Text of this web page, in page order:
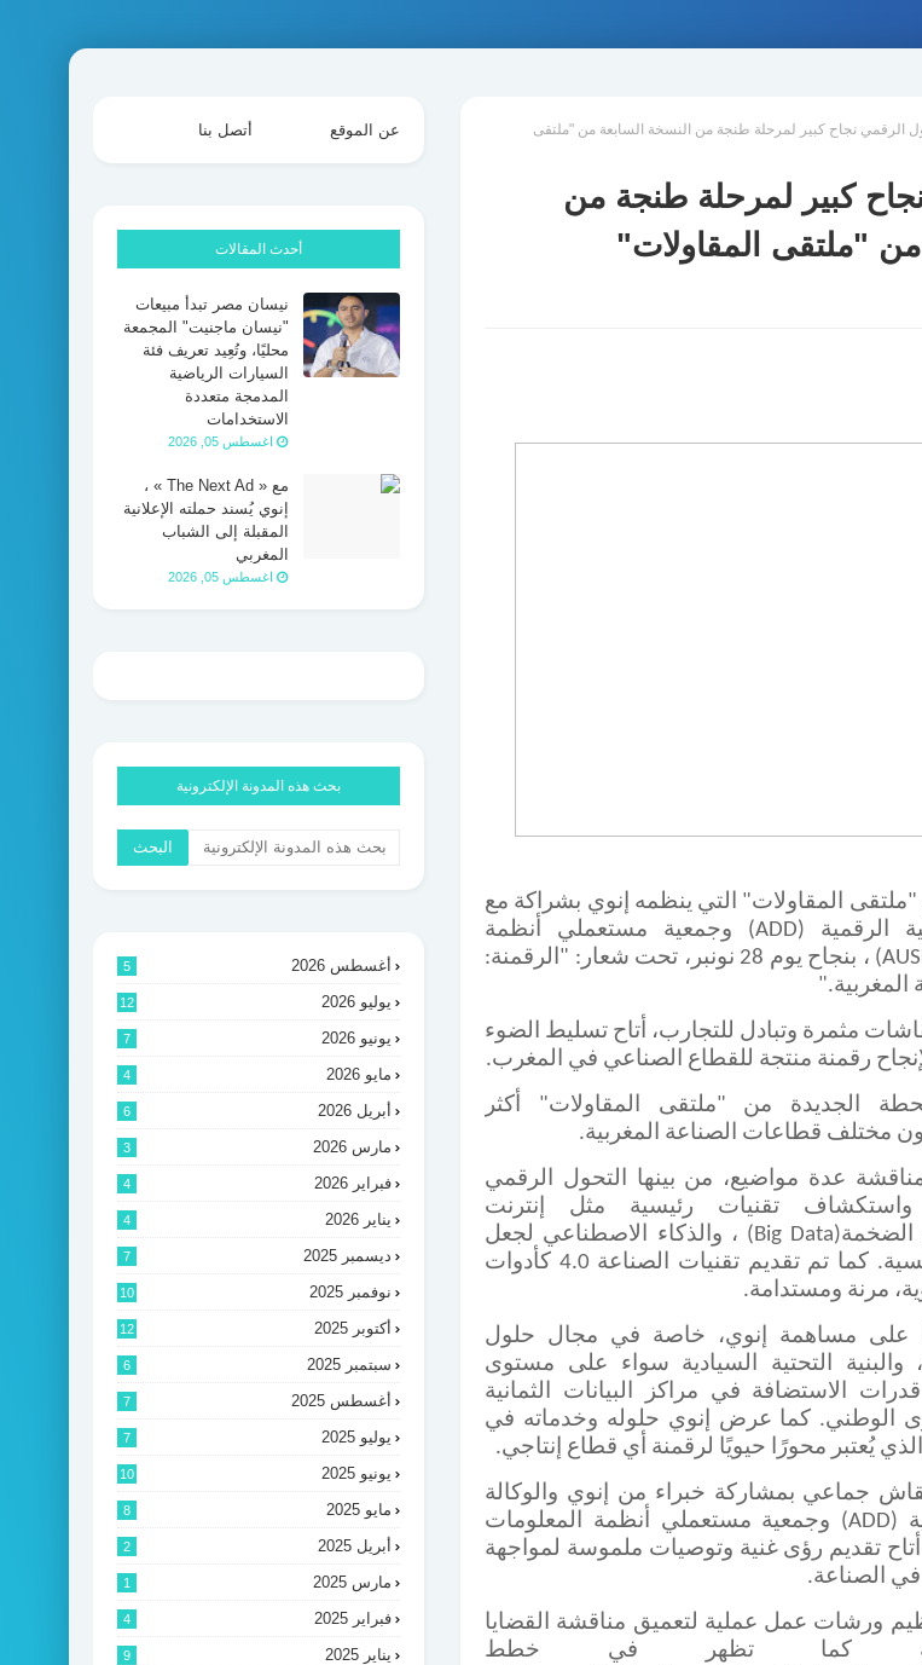
الرقمي نجاح كبير لمرحلة طنجة من النسخة السابعة من "ملتقى
كبير لمرحلة طنجة من
من "ملتقى المقاولات"
"ملتقى المقاولات" التي ينظمه إنوي بشراكة مع
الرقمية (ADD) وجمعية مستعملي أنظمة
، بنجاح يوم 28 نونبر ، تحت شعار: "الرقمنة:
".
مثمرة وتبادل للتجارب، أتاح تسليط الضوء
رقمنة منتجة للقطاع الصناعي في المغرب.
الجديدة من "ملتقى المقاولات" أكثر
مختلف قطاعات الصناعة المغربية.
عدة مواضيع، من بينها التحول الرقمي
واستكشاف تقنيات رئيسية مثل إنترنت
الضخمة(Big Data) ، والذكاء الاصطناعي لجعل
المصانع أكثر ذكاءً وتنافسية. كما تم تقديم تقنيات الصناعة 4.0 كأدوات
مرنة ومستدامة.
على مساهمة
إنوي، خاصة في مجال حلول
، والبنية التحتية السيادية سواء على مستوى
الاستضافة في مراكز البيانات الثمانية
الوطني. كما عرض إنوي حلوله وخدماته في
يُعتبر محورًا حيويًا لرقمنة أي قطاع إنتاجي.
جماعي بمشاركة خبراء من إنوي والوكالة
(ADD) وجمعية مستعملي أنظمة المعلومات
أتاح تقديم رؤى غنية وتوصيات ملموسة لمواجهة
الصناعة.
ورشات عمل عملية لتعميق مناقشة القضايا
كما تظهر في خطط
عن الموقع أتصل بنا
أحدث المقالات
نيسان مصر تبدأ مبيعات
"نيسان ماجنيت" المجمعة
محليًا، وتُعِيد تعريف فئة
السيارات الرياضية
المدمجة متعددة
الاستخدامات
اغسطس 05, 2026
مع « The Next Ad » ،
إنوي يُسند حملته الإعلانية
المقبلة إلى الشباب
المغربي
اغسطس 05, 2026
بحث هذه المدونة الإلكترونية
أغسطس 2026 5
يوليو 2026 12
يونيو 2026 7
مايو 2026 4
أبريل 2026 6
مارس 2026 3
فبراير 2026 4
يناير 2026 4
ديسمبر 2025 7
نوفمبر 2025 10
أكتوبر 2025 12
سبتمبر 2025 6
أغسطس 2025 7
يوليو 2025 7
يونيو 2025 10
مايو 2025 8
أبريل 2025 2
مارس 2025 1
فبراير 2025 4
يناير 2025 9